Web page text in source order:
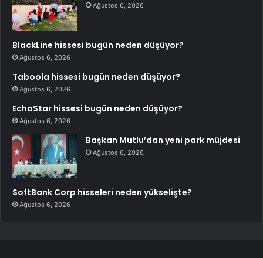
Ağustos 6, 2026
BlackLine hissesi bugün neden düşüyor?
Ağustos 6, 2026
Taboola hissesi bugün neden düşüyor?
Ağustos 6, 2026
EchoStar hissesi bugün neden düşüyor?
Ağustos 6, 2026
Başkan Mutlu’dan yeni park müjdesi
Ağustos 6, 2026
SoftBank Corp hisseleri neden yükselişte?
Ağustos 6, 2026